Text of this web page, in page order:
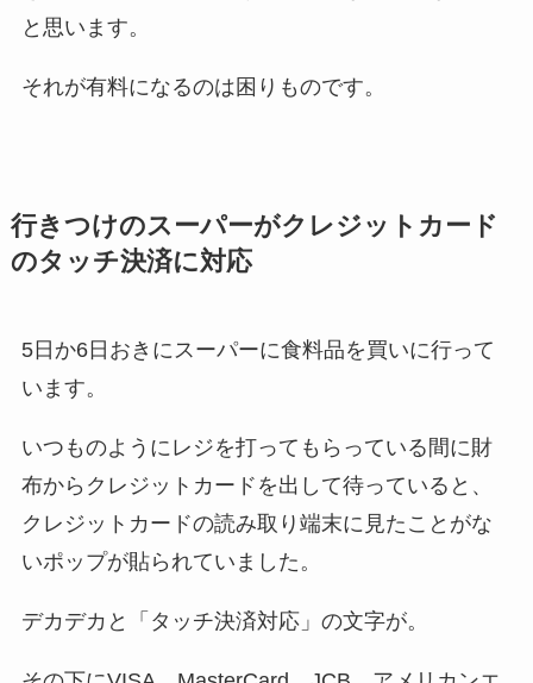
と思います。
それが有料になるのは困りものです。
行きつけのスーパーがクレジットカード
のタッチ決済に対応
5日か6日おきにスーパーに食料品を買いに行って
います。
いつものようにレジを打ってもらっている間に財
布からクレジットカードを出して待っていると、
クレジットカードの読み取り端末に見たことがな
いポップが貼られていました。
デカデカと「タッチ決済対応」の文字が。
その下にVISA、MasterCard、JCB、アメリカンエ